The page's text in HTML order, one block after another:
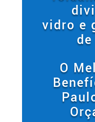
vidro e
O